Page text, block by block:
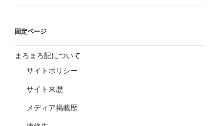
固定ページ
まろまろ記について
サイトポリシー
サイト来歴
メディア掲載歴